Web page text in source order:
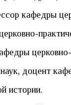
кафедры
доцент
истории.